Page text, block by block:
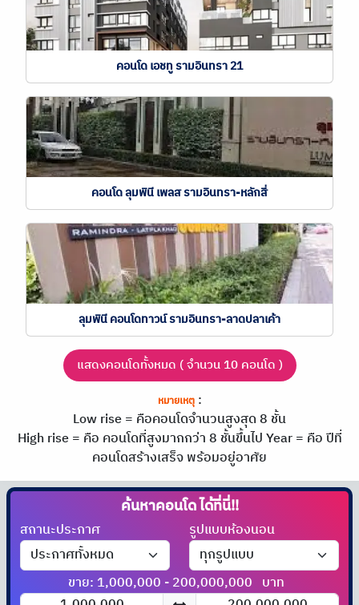
คอนโด เอชทู รามอินทรา 21
คอนโด ลุมพินี เพลส รามอินทรา-หลักสี่
ลุมพินี คอนโดทาวน์ รามอินทรา-ลาดปลาเค้า
แสดงคอนโดทั้งหมด ( จำนวน 10 คอนโด )
หมายเหตุ:
Low rise = คือคอนโดจำนวนสูงสุด 8 ชั้น
High rise = คือ คอนโดที่สูงมากกว่า 8 ชั้นขึ้นไปYear = คือ ปีที่
คอนโดสร้างเสร็จ พร้อมอยู่อาศัย
ค้นหาคอนโดได้ที่นี่!!
สถานะประกาศ รูปแบบห้องนอน
ขาย: 1,000,000 - 200,000,000 บาท